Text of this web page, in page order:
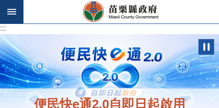
跳到主要內容區塊
:::
:::
歡迎在地店家加入苗栗幣合作行列